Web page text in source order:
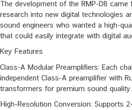
The development of the RMP-D8 came
research into new digital technologies
sound engineers who wanted a high-
that could easily integrate with digital
Key Features
Class-A Modular Preamplifiers: Each
independent Class-A preamplifier with
transformers for premium sound quality.
High-Resolution Conversion: Supports